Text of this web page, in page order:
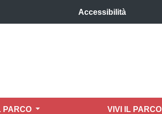
Accessibilità
PARCO VIVI IL PARCO